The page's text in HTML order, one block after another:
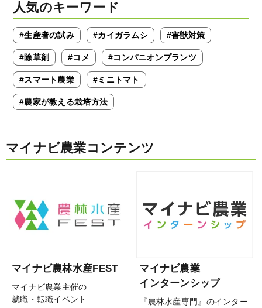
人気のキーワード
#生産者の試み #カイガラムシ #害獣対策
#除草剤 #コメ #コンパニオンプランツ
#スマート農業 #ミニトマト
#農家が教える栽培方法
マイナビ農業コンテンツ
マイナビ農林水産FEST
マイナビ農業主催の
就職・転職イベント
マイナビ農業
インターンシップ
『農林水産専門』のインター